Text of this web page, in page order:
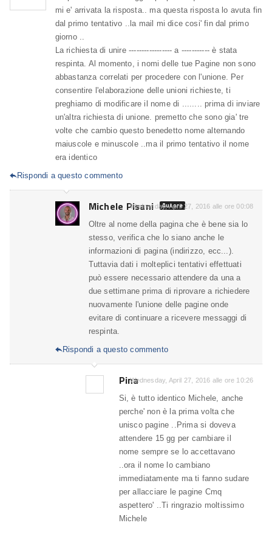
mi e' arrivata la risposta.. ma questa risposta lo avuta fin
dal primo tentativo ..la mail mi dice cosi' fin dal primo
giorno ..
La richiesta di unire ----------------- a ----------- è stata
respinta. Al momento, i nomi delle tue Pagine non sono
abbastanza correlati per procedere con l'unione. Per
consentire l'elaborazione delle unioni richieste, ti
preghiamo di modificare il nome di ........ prima di inviare
un'altra richiesta di unione. premetto che sono gia' tre
volte che cambio questo benedetto nome alternando
maiuscole e minuscole ..ma il primo tentativo il nome
era identico
Rispondi a questo commento
Michele Pisani Autore
Wednesday, April 27, 2016 alle ore 00:08
Oltre al nome della pagina che è bene sia lo
stesso, verifica che lo siano anche le
informazioni di pagina (indirizzo, ecc...).
Tuttavia dati i molteplici tentativi effettuati
può essere necessario attendere da una a
due settimane prima di riprovare a richiedere
nuovamente l'unione delle pagine onde
evitare di continuare a ricevere messaggi di
respinta.
Rispondi a questo commento
PinaWednesday, April 27, 2016 alle ore 10:26
Si, è tutto identico Michele, anche
perche' non è la prima volta che
unisco pagine ..Prima si doveva
attendere 15 gg per cambiare il
nome sempre se lo accettavano
..ora il nome lo cambiano
immediatamente ma ti fanno sudare
per allacciare le pagine Cmq
aspettero' ..Ti ringrazio moltissimo
Michele